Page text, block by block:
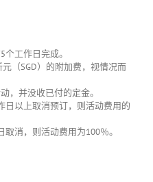
5个工作日完成。
元（SGD）的附加费，视情况而
，并没收已付的定金。
日以上取消预订，则活动费用的
取消，则活动费用为100％。